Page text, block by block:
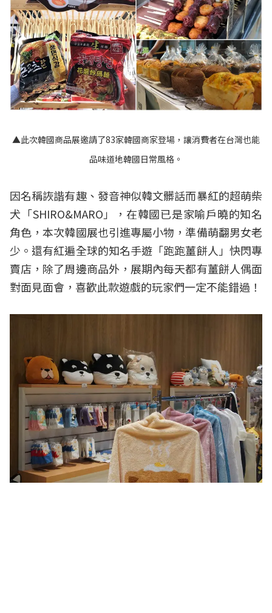
▲此次韓國商品展邀請了83家韓國商家登場，讓消費者在台灣也能
品味道地韓國日常風格。
因名稱詼諧有趣、發音神似韓文髒話而暴紅的超萌柴
犬「SHIRO&MARO」，在韓國已是家喻戶曉的知名
角色，本次韓國展也引進專屬小物，準備萌翻男女老
少。還有紅遍全球的知名手遊「跑跑薑餅人」快閃專
賣店，除了周邊商品外，展期內每天都有薑餅人偶面
對面見面會，喜歡此款遊戲的玩家們一定不能錯過！